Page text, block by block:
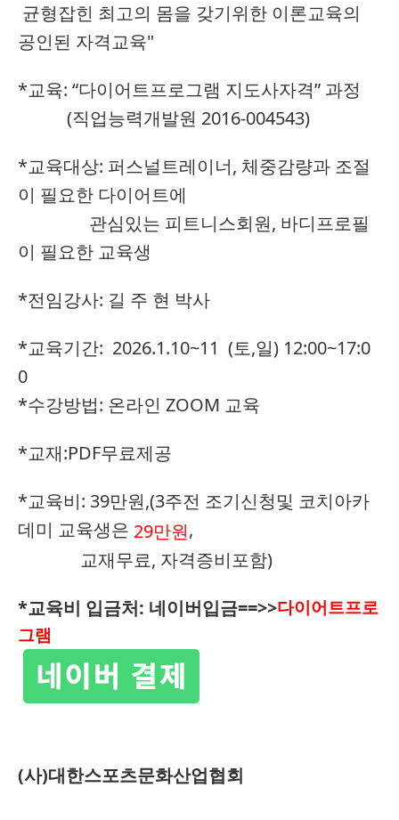
균형잡힌 최고의 몸을 갖기위한 이론교육의
공인된 자격교육"
*교육: “다이어트프로그램 지도사자격” 과정
(직업능력개발원 2016-004543)
*교육대상: 퍼스널트레이너, 체중감량과 조절
이 필요한 다이어트에
관심있는 피트니스회원, 바디프로필
이 필요한 교육생
*전임강사: 길 주 현 박사
*교육기간: 2026.1.10~11 (토,일) 12:00~17:0
0
*수강방법: 온라인 ZOOM 교육
*교재:PDF무료제공
*교육비: 39만원,(3주전 조기신청및 코치아카
데미 교육생은 29만원,
교재무료, 자격증비포함)
*교육비 입금처: 네이버입금==>>다이어트프로
그램
(사)대한스포츠문화산업협회